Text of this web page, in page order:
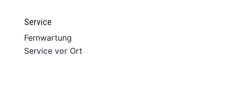
Service
Fernwartung
Service vor Ort